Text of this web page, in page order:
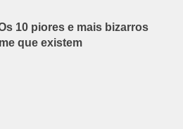
10 piores e mais bizarros
que existem